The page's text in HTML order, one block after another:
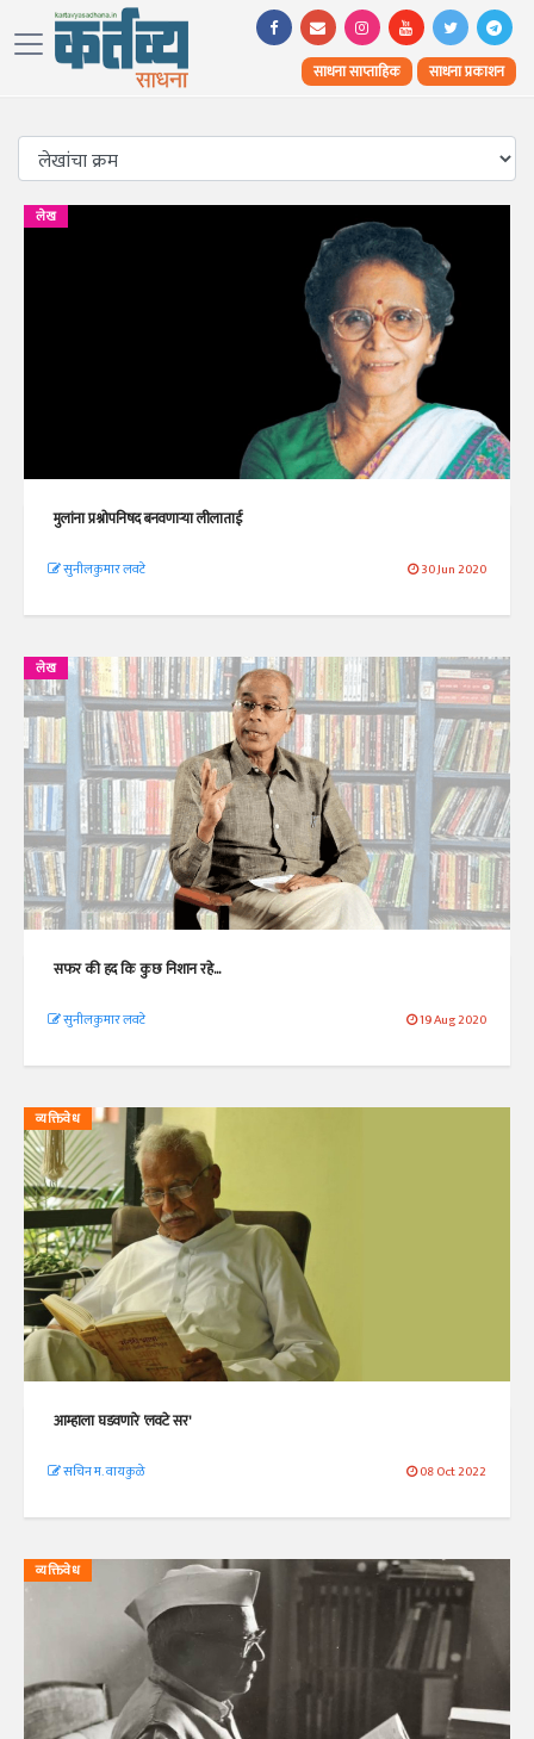
साधना साप्ताहिक साधना प्रकाशन
लेख
मुलांना प्रश्नोपनिषद बनवणाऱ्या लीलाताई
सुनीलकुमार लवटे 30 Jun 2020
लेख
सफर की हद कि कुछ निशान रहे...
सुनीलकुमार लवटे 19 Aug 2020
व्यक्तिवेध
आम्हाला घडवणारे 'लवटे सर'
सचिन म. वायकुळे 08 Oct 2022
व्यक्तिवेध